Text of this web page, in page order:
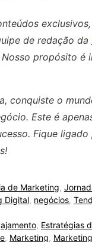
de redação da
Nosso propósito é
conquiste o
Este é
Fique ligado
de Marketing,
Digital, negócios,
, Estratégias
, Marketing,